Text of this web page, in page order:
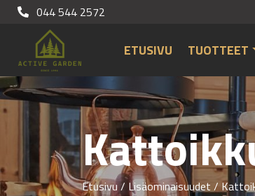
044 544 2572
ETUSIVU TUOTTEET
Etusivu/ Lisäominaisuudet /